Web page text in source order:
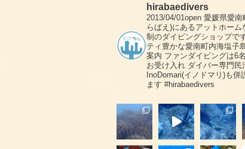
hirabaedivers
2013/04/01open愛媛県愛南
らばえ)にあるアットホーム
制のダイビングショップで
ティ豊かな愛南町内海塩子
案内 ファンダイビングは6
お受け入れダイバー専門民
InoDomari(イノドマリ)も併
ます #hirabaedivers